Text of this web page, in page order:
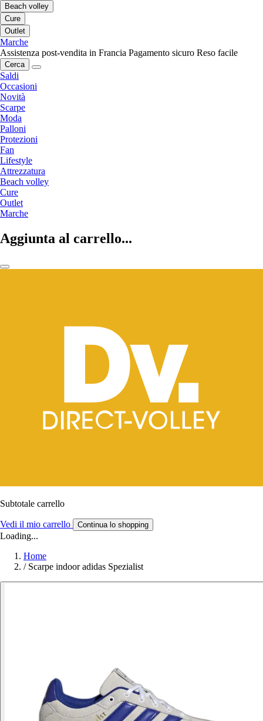
Beach volley
Cure
Outlet
Marche
Assistenza post-vendita in Francia Pagamento sicuro Reso facile
Cerca
Saldi
Occasioni
Novità
Scarpe
Moda
Palloni
Protezioni
Fan
Lifestyle
Attrezzatura
Beach volley
Cure
Outlet
Marche
Aggiunta al carrello...
Subtotale carrello
Vedi il mio carrello Continua lo shopping
Loading...
Home
/ Scarpe indoor adidas Spezialist